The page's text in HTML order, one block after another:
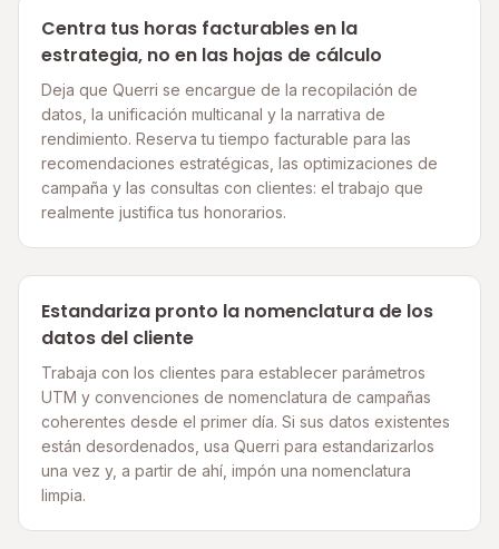
Centra tus horas facturables en la
estrategia, no en las hojas de cálculo
Deja que Querri se encargue de la recopilación de
datos, la unificación multicanal y la narrativa de
rendimiento. Reserva tu tiempo facturable para las
recomendaciones estratégicas, las optimizaciones de
campaña y las consultas con clientes: el trabajo que
realmente justifica tus honorarios.
Estandariza pronto la nomenclatura de los
datos del cliente
Trabaja con los clientes para establecer parámetros
UTM y convenciones de nomenclatura de campañas
coherentes desde el primer día. Si sus datos existentes
están desordenados, usa Querri para estandarizarlos
una vez y, a partir de ahí, impón una nomenclatura
limpia.